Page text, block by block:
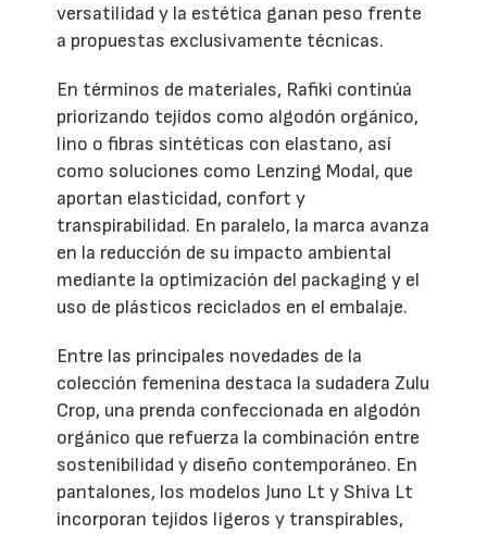
versatilidad y la estética ganan peso frente
a propuestas exclusivamente técnicas.
En términos de materiales, Rafiki continúa
priorizando tejidos como algodón orgánico,
lino o fibras sintéticas con elastano, así
como soluciones como Lenzing Modal, que
aportan elasticidad, confort y
transpirabilidad. En paralelo, la marca avanza
en la reducción de su impacto ambiental
mediante la optimización del packaging y el
uso de plásticos reciclados en el embalaje.
Entre las principales novedades de la
colección femenina destaca la sudadera Zulu
Crop, una prenda confeccionada en algodón
orgánico que refuerza la combinación entre
sostenibilidad y diseño contemporáneo. En
pantalones, los modelos Juno Lt y Shiva Lt
incorporan tejidos ligeros y transpirables,